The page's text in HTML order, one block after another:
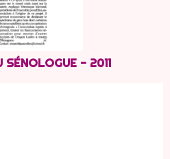
SÉNOLOGUE - 2011